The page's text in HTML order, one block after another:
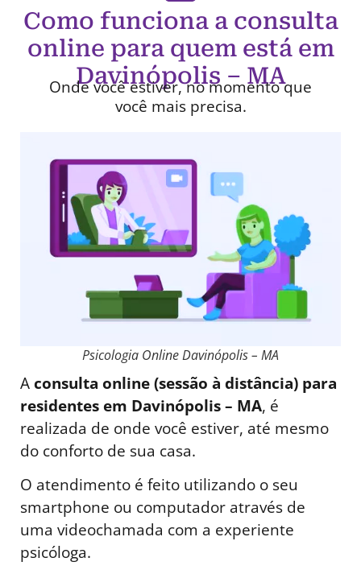
Como funciona a consulta
online para quem está em
Davinópolis – MA
Onde você estiver, no momento que
você mais precisa.
Psicologia Online Davinópolis – MA
Aconsulta online (sessão à distância) para
residentes em Davinópolis – MA, é
realizada de onde você estiver, até mesmo
do conforto de sua casa.
O atendimento é feito utilizando o seu
smartphone ou computador através de
uma videochamada com a experiente
psicóloga.